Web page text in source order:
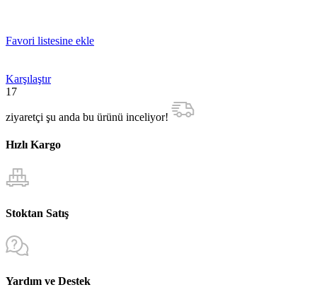
Favori listesine ekle
Karşılaştır
17
ziyaretçi şu anda bu ürünü inceliyor!
Hızlı Kargo
Stoktan Satış
Yardım ve Destek